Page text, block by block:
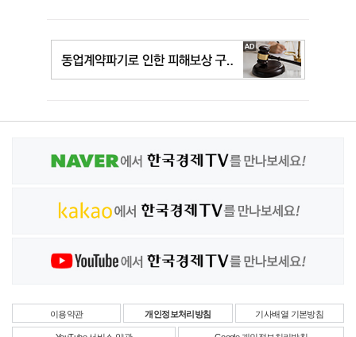
이용약관 개인정보처리방침 기사배열 기본방침